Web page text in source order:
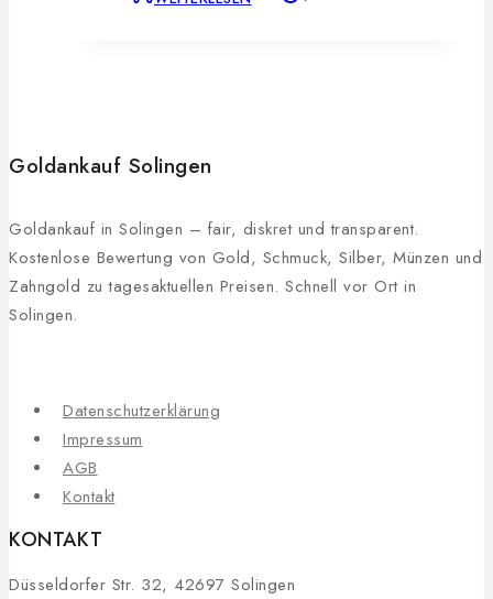
Goldankauf Solingen
Goldankauf in Solingen – fair, diskret und transparent.
Kostenlose Bewertung von Gold, Schmuck, Silber, Münzen und
Zahngold zu tagesaktuellen Preisen. Schnell vor Ort in
Solingen.
Datenschutzerklärung
Impressum
AGB
Kontakt
KONTAKT
Düsseldorfer Str. 32, 42697 Solingen